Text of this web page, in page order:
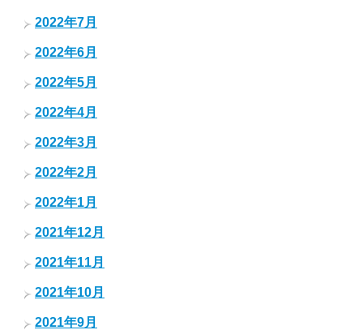
2022年7月
2022年6月
2022年5月
2022年4月
2022年3月
2022年2月
2022年1月
2021年12月
2021年11月
2021年10月
2021年9月